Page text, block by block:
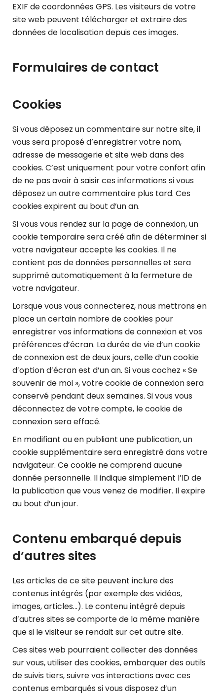
EXIF de coordonnées GPS. Les visiteurs de votre
site web peuvent télécharger et extraire des
données de localisation depuis ces images.
Formulaires de contact
Cookies
Si vous déposez un commentaire sur notre site, il
vous sera proposé d’enregistrer votre nom,
adresse de messagerie et site web dans des
cookies. C’est uniquement pour votre confort afin
de ne pas avoir à saisir ces informations si vous
déposez un autre commentaire plus tard. Ces
cookies expirent au bout d’un an.
Si vous vous rendez sur la page de connexion, un
cookie temporaire sera créé afin de déterminer si
votre navigateur accepte les cookies. Il ne
contient pas de données personnelles et sera
supprimé automatiquement à la fermeture de
votre navigateur.
Lorsque vous vous connecterez, nous mettrons en
place un certain nombre de cookies pour
enregistrer vos informations de connexion et vos
préférences d’écran. La durée de vie d’un cookie
de connexion est de deux jours, celle d’un cookie
d’option d’écran est d’un an. Si vous cochez « Se
souvenir de moi », votre cookie de connexion sera
conservé pendant deux semaines. Si vous vous
déconnectez de votre compte, le cookie de
connexion sera effacé.
En modifiant ou en publiant une publication, un
cookie supplémentaire sera enregistré dans votre
navigateur. Ce cookie ne comprend aucune
donnée personnelle. Il indique simplement l’ID de
la publication que vous venez de modifier. Il expire
au bout d’un jour.
Contenu embarqué depuis
d’autres sites
Les articles de ce site peuvent inclure des
contenus intégrés (par exemple des vidéos,
images, articles…). Le contenu intégré depuis
d’autres sites se comporte de la même manière
que si le visiteur se rendait sur cet autre site.
Ces sites web pourraient collecter des données
sur vous, utiliser des cookies, embarquer des outils
de suivis tiers, suivre vos interactions avec ces
contenus embarqués si vous disposez d’un